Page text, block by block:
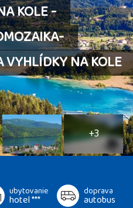
KOLE -
VYHLÍDKY NA KOLE
+3
ubytovanie
hotel ***
doprava
autobus